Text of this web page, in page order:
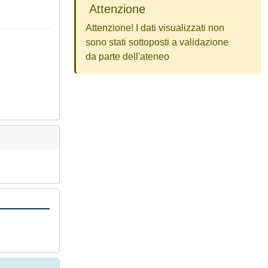
Attenzione
Attenzione! I dati visualizzati non
sono stati sottoposti a validazione
da parte dell'ateneo